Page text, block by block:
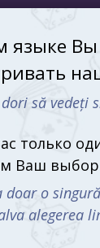
очистим
кубика
даже детишкам
обозначены